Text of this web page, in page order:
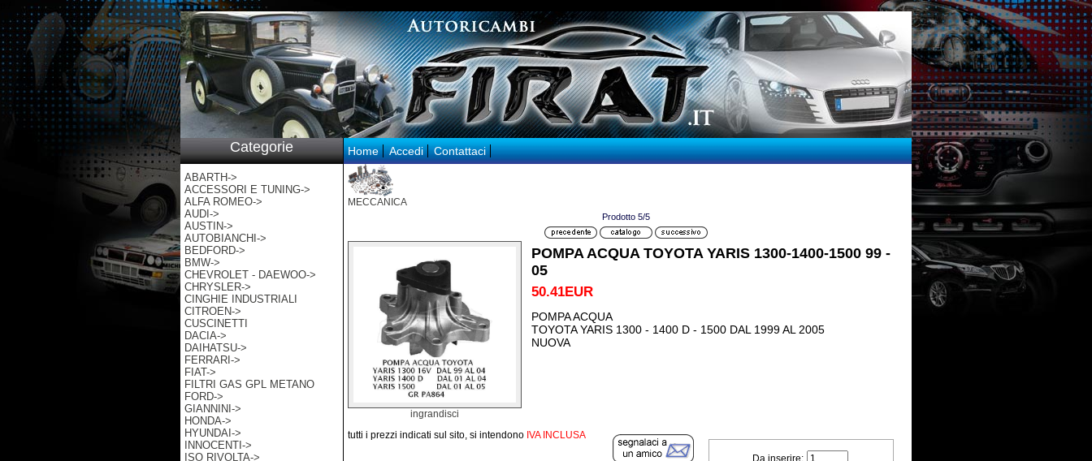
Categorie
ABARTH->
ACCESSORI E TUNING->
ALFA ROMEO->
AUDI->
AUSTIN->
AUTOBIANCHI->
BEDFORD->
BMW->
CHEVROLET - DAEWOO->
CHRYSLER->
CINGHIE INDUSTRIALI
CITROEN->
CUSCINETTI
DACIA->
DAIHATSU->
FERRARI->
FIAT->
FILTRI GAS GPL METANO
FORD->
GIANNINI->
HONDA->
HYUNDAI->
INNOCENTI->
ISO RIVOLTA->
Home Accedi Contattaci
MECCANICA
Prodotto 5/5
ingrandisci
POMPA ACQUA TOYOTA YARIS 1300-1400-1500 99 -
05
50.41EUR
POMPA ACQUA
TOYOTA YARIS 1300 - 1400 D - 1500 DAL 1999 AL 2005
NUOVA
Da inserire:
tutti i prezzi indicati sul sito, si intendono IVA INCLUSA